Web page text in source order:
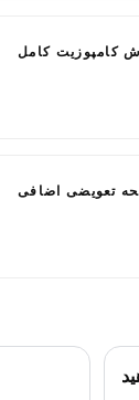
کامپوزیت کامل
تعویضی اضافی